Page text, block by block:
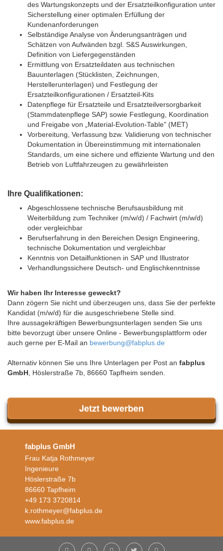
des Wartungskonzepts und der Ersatzteilkonfiguration unter
Sicherstellung einer optimalen Erfüllung der
Kundenanforderungen
Selbständige Analyse von Änderungsanträgen und
Schätzen von Aufwänden bzgl. S&S Auswirkungen,
Definition von Liefergegenständen
Ermittlung von Ersatzteildaten aus technischen
Bauunterlagen (Stücklisten, Zeichnungen,
Herstellerunterlagen) und Festlegung der
Ersatzteilkonfigurationen / Ersatzteil-Kits
Datenpflege für Ersatzteile und Ersatzteilversorgbarkeit
(Stammdatenpflege SAP) sowie Festlegung, Koordination
und Freigabe von „Material-Evolution-Table" (MET)
Vorbereitung, Verfassung bzw. Validierung von technischer
Dokumentation in Übereinstimmung mit internationalen
Standards, um eine sichere und effiziente Wartung und den
Betrieb von Luftfahrzeugen zu gewährleisten
Ihre Qualifikationen:
Abgeschlossene technische Berufsausbildung mit
Weiterbildung zum Techniker (m/w/d) / Fachwirt (m/w/d)
oder vergleichbar
Berufserfahrung in den Bereichen Design Engineering,
technische Dokumentation und vergleichbar
Kenntnis von Detailfunktionen in SAP und Illustrator
Verhandlungssichere Deutsch- und Englischkenntnisse
Wir haben Ihr Interesse geweckt?
Dann zögern Sie nicht und überzeugen uns, dass Sie der perfekte
Kandidat (m/w/d) für die ausgeschriebene Stelle sind.
Ihre aussagekräftigen Bewerbungsunterlagen senden Sie uns
bitte bevorzugt über unsere Online - Bewerbungsplattform oder
auch gerne per E-Mail an bewerbung@fabplus.de
Alternativ können Sie uns Ihre Unterlagen per Post an fabplus
GmbH, Höslerstraße 7b, 86660 Tapfheim senden.
Jetzt bewerben
fabplus GmbH
Frau Katja Rothmeyer
Ingenieure
Höslerstraße 7b
86660 Tapfheim
+49 173 3720814
k.rothmeyer@fabplus.de
www.fabplus.de